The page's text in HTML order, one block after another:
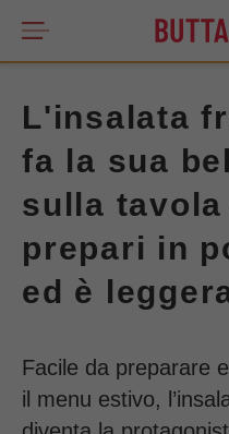
L'insalata
fa la sua
sulla
prepari in
ed è
Facile da preparare
il menu estivo,